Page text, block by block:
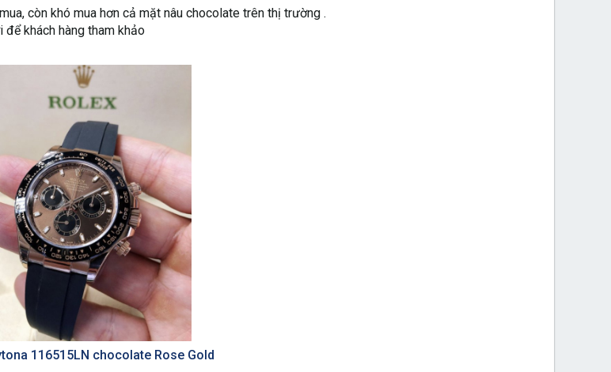
còn khó mua hơn cả mặt nâu chocolate trên thị trường .
khách hàng tham khảo
116515LN chocolate Rose Gold